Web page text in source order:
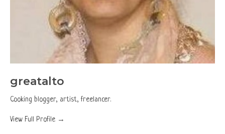
greatalto
Cooking blogger, artist, freelancer.
View Full Profile →